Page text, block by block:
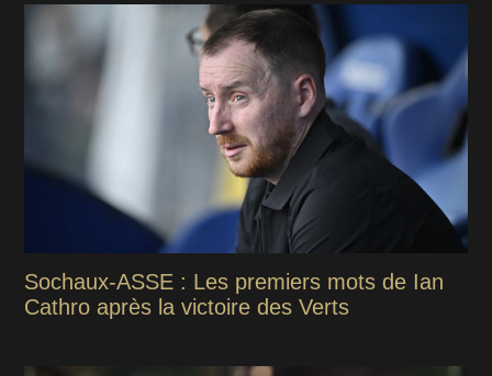
Sochaux-ASSE : Les premiers mots de Ian
Cathro après la victoire des Verts